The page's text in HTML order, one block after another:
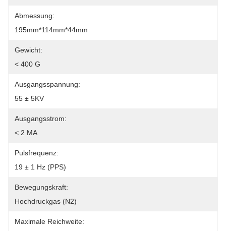
Abmessung:
195mm*114mm*44mm
Gewicht:
< 400 G
Ausgangsspannung:
55 ± 5KV
Ausgangsstrom:
< 2 MA
Pulsfrequenz:
19 ± 1 Hz (PPS)
Bewegungskraft:
Hochdruckgas (N2)
Maximale Reichweite: